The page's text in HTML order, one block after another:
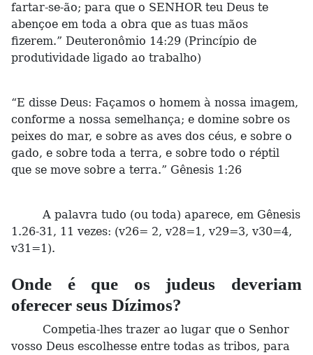
fartar-se-ão; para que o SENHOR teu Deus te
abençoe em toda a obra que as tuas mãos
fizerem.” Deuteronômio 14:29 (Princípio de
produtividade ligado ao trabalho)
“E disse Deus: Façamos o homem à nossa imagem,
conforme a nossa semelhança; e domine sobre os
peixes do mar, e sobre as aves dos céus, e sobre o
gado, e sobre toda a terra, e sobre todo o réptil
que se move sobre a terra.” Gênesis 1:26
A palavra tudo (ou toda) aparece, em Gênesis
1.26-31, 11 vezes: (v26= 2, v28=1, v29=3, v30=4,
v31=1).
Onde é que os judeus deveriam
oferecer seus Dízimos?
Competia-lhes trazer ao lugar que o Senhor
vosso Deus escolhesse entre todas as tribos, para